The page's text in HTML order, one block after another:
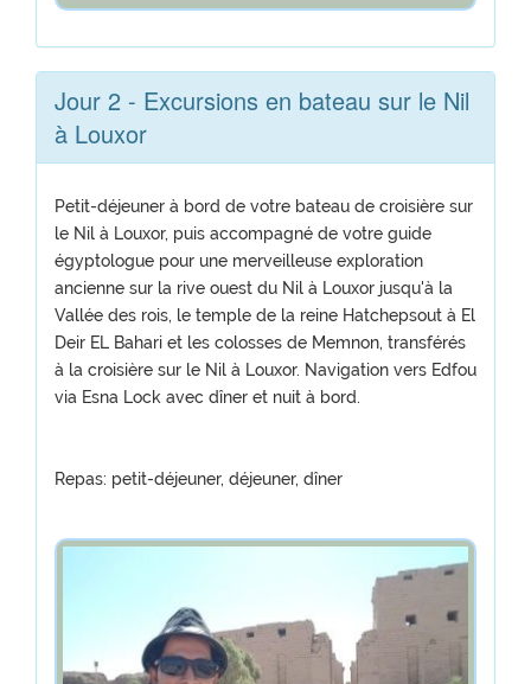
Jour 2 - Excursions en bateau sur le Nil
à Louxor
Petit-déjeuner à bord de votre bateau de croisière sur
le Nil à Louxor, puis accompagné de votre guide
égyptologue pour une merveilleuse exploration
ancienne sur la rive ouest du Nil à Louxor jusqu'à la
Vallée des rois, le temple de la reine Hatchepsout à El
Deir EL Bahari et les colosses de Memnon, transférés
à la croisière sur le Nil à Louxor. Navigation vers Edfou
via Esna Lock avec dîner et nuit à bord.
Repas: petit-déjeuner, déjeuner, dîner